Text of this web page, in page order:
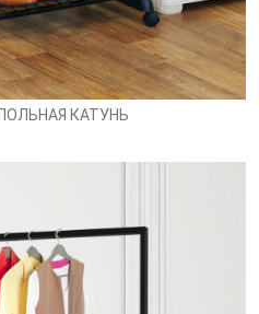
КАТУНЬ